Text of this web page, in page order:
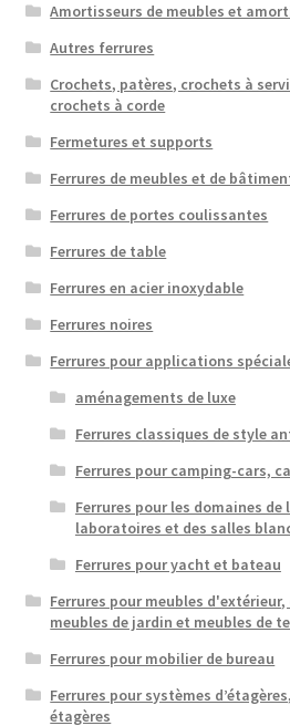
Amortisseurs de meubles et
Autres ferrures
Crochets, patères, crochets à
crochets à corde
Fermetures et supports
Ferrures de meubles et de
Ferrures de portes coulissantes
Ferrures de table
Ferrures en acier inoxydable
Ferrures noires
Ferrures pour applications
aménagements de luxe
Ferrures classiques de style
Ferrures pour camping-cars,
Ferrures pour les domaines de
laboratoires et des salles
Ferrures pour yacht et bateau
Ferrures pour meubles
meubles de jardin et meubles de
Ferrures pour mobilier de bureau
Ferrures pour systèmes
étagères